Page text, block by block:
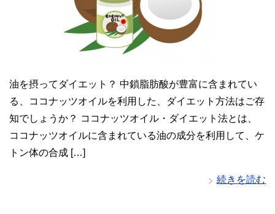
油を摂ってダイエット？ 中鎖脂肪酸が豊富に含まれてい
る、ココナッツオイルを利用した、ダイエット方法はご存
知でしょうか？ ココナッツオイル・ダイエット法とは、
ココナッツオイルに含まれている油の成分を利用して、ケ
トン体の合成 […]
続きを読む